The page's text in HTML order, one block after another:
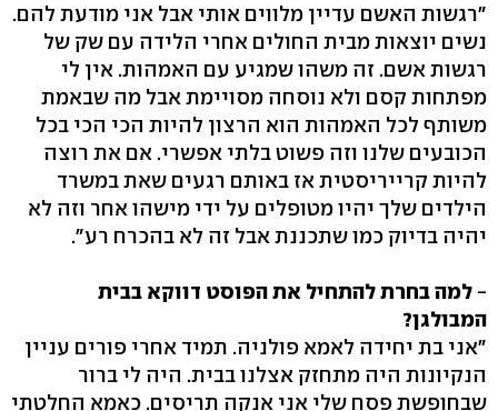
"רגשות האשם עדיין מלווים אותי אבל אני מודעת להם.
נשים יוצאות מבית החולים אחרי הלידה עם שק של
רגשות אשם. זה משהו שמגיע עם האמהות. אין לי
מפתחות קסם ולא נוסחה מסויימת אבל מה שבאמת
משותף לכל האמהות הוא הרצון להיות הכי הכי בכל
הכובעים שלנו וזה פשוט בלתי אפשרי. אם את רוצה
להיות קרייריסטית אז באותם רגעים שאת במשרד
הילדים שלך יהיו מטופלים על ידי מישהו אחר וזה לא
יהיה בדיוק כמו שתכננת אבל זה לא בהכרח רע".
- למה בחרת להתחיל את הפוסט דווקא בבית
המבולגן?
"אני בת יחידה לאמא פולניה. תמיד אחרי פורים עניין
הנקיונות היה מתחזק אצלנו בבית. היה לי ברור
שבחופשת פסח שלי אני אנקה תריסים. כאמא החלטתי